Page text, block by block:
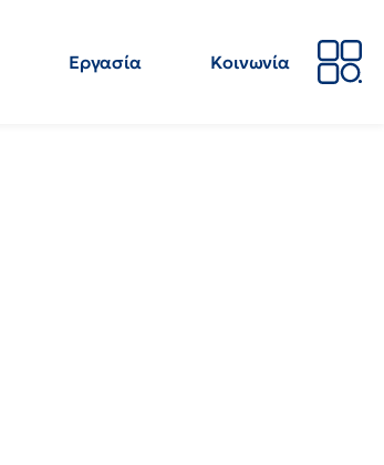
Εργασία
Κοινωνία